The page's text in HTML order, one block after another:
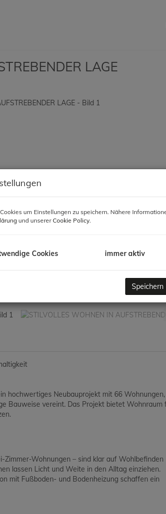
LAGE
hochwertiges Neubauprojekt mit 66 Wohnungen,
Bauweise vereint. Das Projekt bietet Wohnraum
Zimmer-Wohnungen – sind klar auf Wohlbefinden
lassen Licht und Weite in den Alltag einziehen.
mit Fußboden- und Bodenheizung schaffen ein
um Einstellungen zu speichern. Nähere
und unsererCookie Policy.
Cookies immer aktiv
Speichern